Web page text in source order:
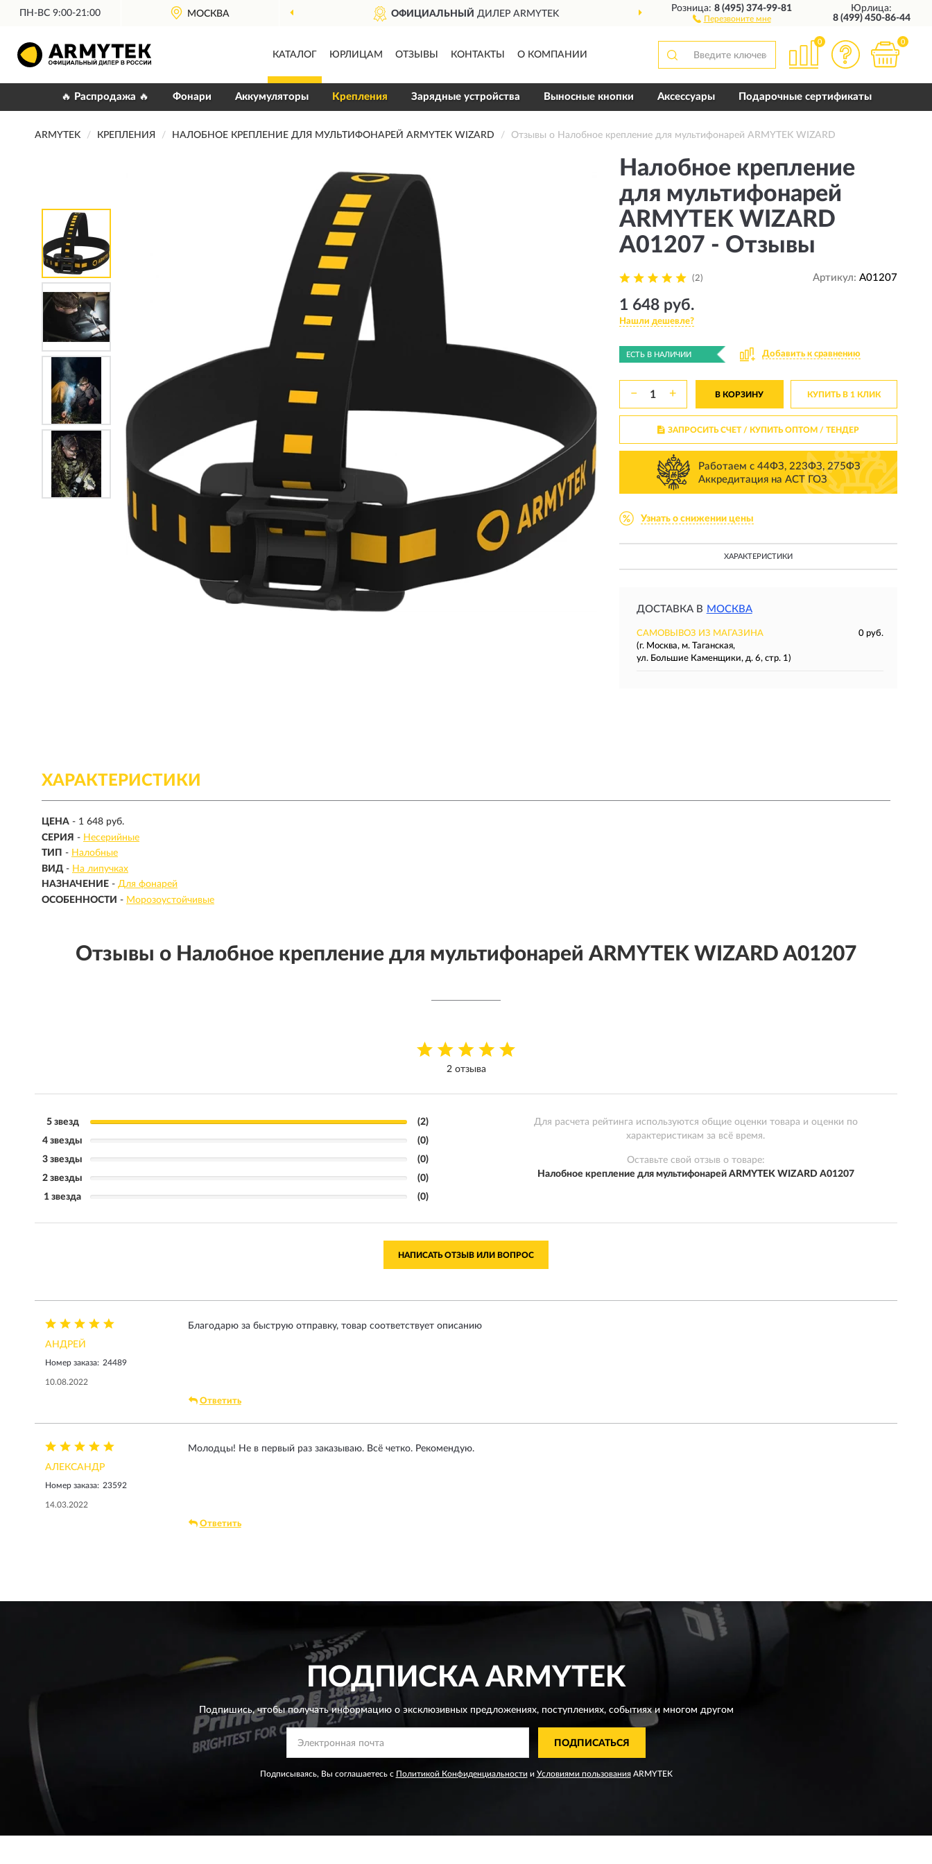
ПН-ВС 9:00-21:00 МОСКВА ОФИЦИАЛЬНЫЙ ДИЛЕР ARMYTEK ДОСТАВИМ ПО ВСЕЙ РОССИИ
Розница:8 (495) 374-99-81
Перезвоните мне
Юрлица:
8 (499) 450-86-44
КАТАЛОГ ЮРЛИЦАМ ОТЗЫВЫ КОНТАКТЫ О КОМПАНИИ
0 0
🔥 Распродажа 🔥 Фонари Аккумуляторы Крепления Зарядные устройства Выносные кнопки Аксессуары Подарочные сертификаты
ARMYTEK КРЕПЛЕНИЯ НАЛОБНОЕ КРЕПЛЕНИЕ ДЛЯ МУЛЬТИФОНАРЕЙ ARMYTEK WIZARD Отзывы о Налобное крепление для мультифонарей ARMYTEK WIZARD
Налобное крепление
для мультифонарей
ARMYTEK WIZARD
A01207 - Отзывы
(2) Артикул: A01207
1 648 руб.
Нашли дешевле?
ЕСТЬ В НАЛИЧИИ Добавить к сравнению
− + В КОРЗИНУ КУПИТЬ В 1 КЛИК
ЗАПРОСИТЬ СЧЕТ / КУПИТЬ ОПТОМ/ ТЕНДЕР
Работаем с 44ФЗ, 223ФЗ, 275ФЗ
Аккредитация на АСТ ГОЗ
Узнать о снижении цены
ХАРАКТЕРИСТИКИ
ДОСТАВКА В МОСКВА
САМОВЫВОЗ ИЗ МАГАЗИНА
0 руб.
(г. Москва, м. Таганская,
ул. Большие Каменщики, д. 6, стр. 1)
ХАРАКТЕРИСТИКИ
ЦЕНА - 1 648 руб.
СЕРИЯ - Несерийные
ТИП - Налобные
ВИД - На липучках
НАЗНАЧЕНИЕ - Для фонарей
ОСОБЕННОСТИ - Морозоустойчивые
Отзывы о Налобное крепление для мультифонарей ARMYTEK WIZARD A01207
2 отзыва
5 звезд
(2)
4 звезды
(0)
3 звезды
(0)
2 звезды
(0)
1 звезда
(0)
Для расчета рейтинга используются общие оценки товара и оценки по
характеристикам за всё время.
Оставьте свой отзыв о товаре:
Налобное крепление для мультифонарей ARMYTEK WIZARD A01207
НАПИСАТЬ ОТЗЫВ ИЛИ ВОПРОС
АНДРЕЙ
Номер заказа: 24489
10.08.2022
Благодарю за быструю отправку, товар соответствует описанию
Ответить
АЛЕКСАНДР
Номер заказа: 23592
14.03.2022
Молодцы! Не в первый раз заказываю. Всё четко. Рекомендую.
Ответить
ПОДПИСКАARMYTEK
Подпишись, чтобы получать информацию о эксклюзивных предложениях,поступлениях, событиях и многом другом
ПОДПИСАТЬСЯ
Подписываясь, Вы соглашаетесь с Политикой Конфиденциальности и Условиями пользованияARMYTEK